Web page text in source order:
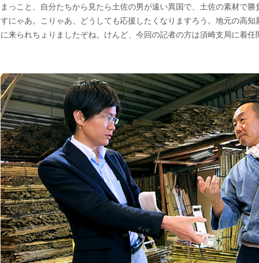
まっこと、自分たちから見たら土佐の男が遠い異国で、土佐の素材で
すにゃあ。こりゃあ、どうしても応援したくなりますろう。地元の高
に来られちょりましたぞね。けんど、今回の記者の方は須崎支局に着任